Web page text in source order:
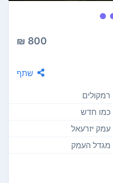
800 ₪
שתף
רמקולים
כמו חדש
עמק יזרעאל
מגדל העמק